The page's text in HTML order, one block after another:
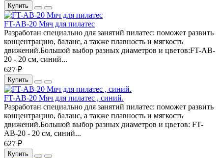
Купить
FT-AB-20 Мяч для пилатес
Разработан специально для занятий пилатес: поможет развить
концентрацию, баланс, а также плавность и мягкость
движений.Большой выбор разных диаметров и цветов:FT-AB-
20 - 20 см, синий...
627 ₽
Купить
FT-AB-20 Мяч для пилатес , синий.
Разработан специально для занятий пилатес: поможет развить
концентрацию, баланс, а также плавность и мягкость
движений.Большой выбор разных диаметров и цветов: FT-
AB-20 - 20 см, синий...
627 ₽
Купить